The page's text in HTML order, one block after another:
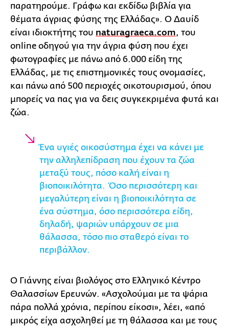
παρατηρούμε. Γράφω και εκδίδω βιβλία για
θέματα άγριας φύσης της Ελλάδας». Ο Δαυίδ
είναι ιδιοκτήτης του naturagraeca.com, του
online οδηγού για την άγρια φύση που έχει
φωτογραφίες με πάνω από 6.000 είδη της
Ελλάδας, με τις επιστημονικές τους ονομασίες,
και πάνω από 500 περιοχές οικοτουρισμού, όπου
μπορείς να πας για να δεις συγκεκριμένα φυτά και
ζώα.
Ένα υγιές οικοσύστημα έχει να κάνει με
την αλληλεπίδραση που έχουν τα ζώα
μεταξύ τους, πόσο καλή είναι η
βιοποικιλότητα. Όσο περισσότερη και
μεγαλύτερη είναι η βιοποικιλότητα σε
ένα σύστημα, όσο περισσότερα είδη,
δηλαδή, ψαριών υπάρχουν σε μια
θάλασσα, τόσο πιο σταθερό είναι το
περιβάλλον.
Ο Γιάννης είναι βιολόγος στο Ελληνικό Κέντρο
Θαλασσίων Ερευνών. «Ασχολούμαι με τα ψάρια
πάρα πολλά χρόνια, περίπου είκοσι», λέει, «από
μικρός είχα ασχοληθεί με τη θάλασσα και με τους